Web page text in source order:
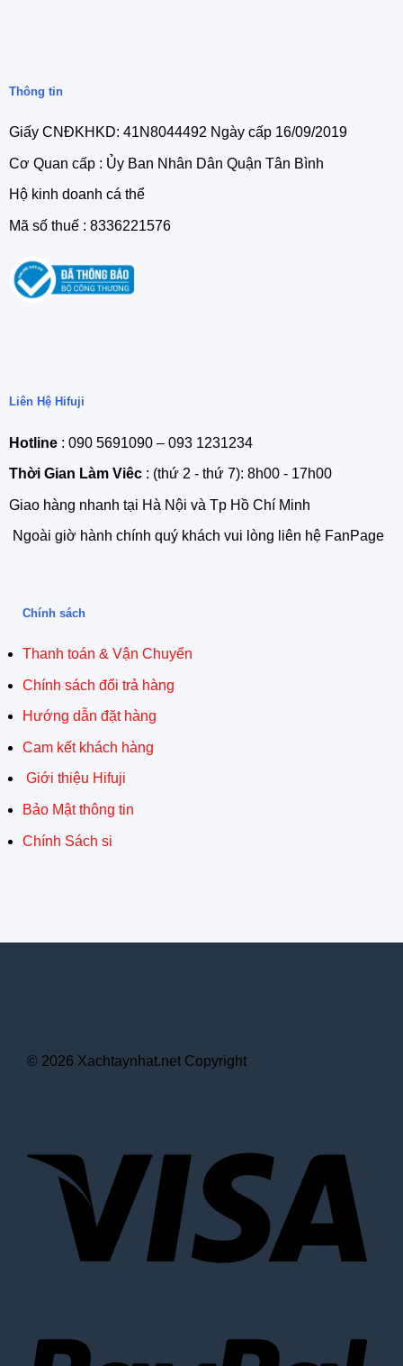
Thông tin
Giấy CNĐKHKD: 41N8044492 Ngày cấp 16/09/2019
Cơ Quan cấp : Ủy Ban Nhân Dân Quận Tân Bình
Hộ kinh doanh cá thể
Mã số thuế : 8336221576
Liên Hệ Hifuji
Hotline: 090 5691090 – 093 1231234
Thời Gian Làm Viêc: (thứ 2 - thứ 7): 8h00 - 17h00
Giao hàng nhanh tại Hà Nội và Tp Hồ Chí Minh
Ngoài giờ hành chính quý khách vui lòng liên hệ FanPage
Chính sách
Thanh toán & Vận Chuyển
Chính sách đổi trả hàng
Hướng dẫn đặt hàng
Cam kết khách hàng
Giới thiệu Hifuji
Bảo Mật thông tin
Chính Sách si
© 2026 Xachtaynhat.net Copyright